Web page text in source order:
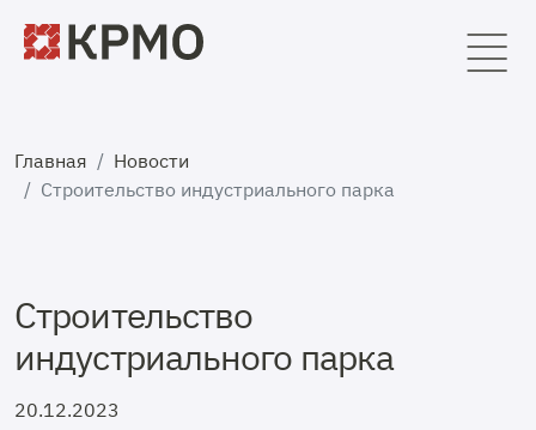
Главная
Новости
Строительство индустриального парка
Строительство
индустриального парка
20.12.2023